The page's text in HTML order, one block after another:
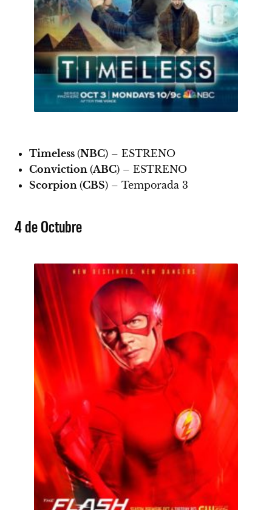
Timeless (NBC) – ESTRENO
Conviction (ABC) – ESTRENO
Scorpion (CBS) – Temporada 3
4 de Octubre